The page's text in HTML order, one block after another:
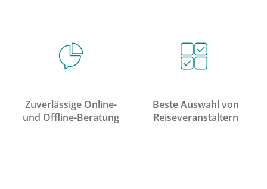
Zuverlässige Online-
und Offline-Beratung
Beste Auswahl von
Reiseveranstaltern